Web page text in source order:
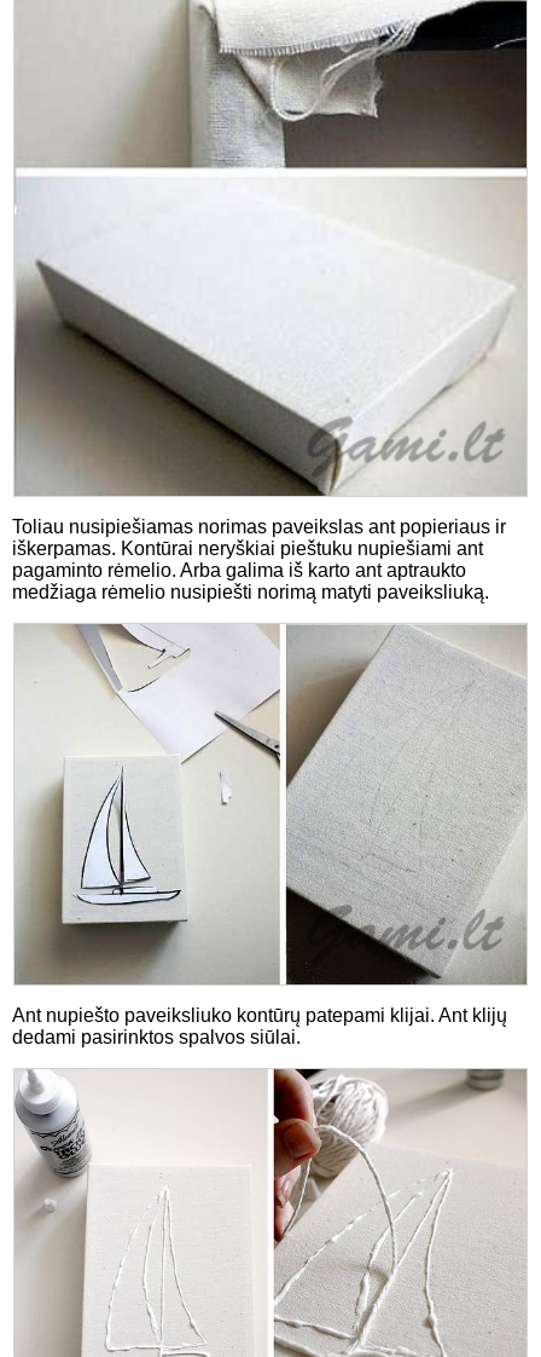
Toliau nusipiešiamas norimas paveikslas ant popieriaus ir
iškerpamas. Kontūrai neryškiai pieštuku nupiešiami ant
pagaminto rėmelio. Arba galima iš karto ant aptraukto
medžiaga rėmelio nusipiešti norimą matyti paveiksliuką.
Ant nupiešto paveiksliuko kontūrų patepami klijai. Ant klijų
dedami pasirinktos spalvos siūlai.